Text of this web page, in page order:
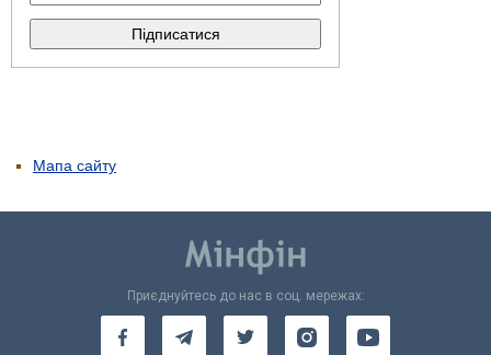
Мапа сайту
Приєднуйтесь до нас в соц. мережах: